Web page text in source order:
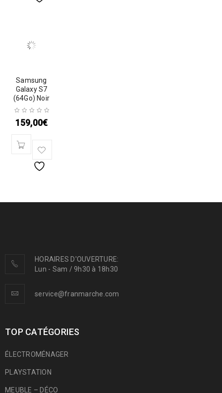
Samsung
Galaxy S7
(64Go) Noir
159,00€
HORAIRES D'OUVERTURE:
Lun - Sam / 9h30 à 18h30
service@franmarche.com
TOP CATÉGORIES
ÉLECTROMÉNAGER
PLAYSTATION
MEUBLE – DÉCO